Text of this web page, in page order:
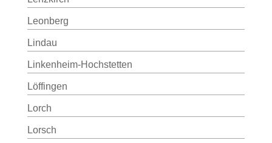
Leonberg
Lindau
Linkenheim-Hochstetten
Löffingen
Lorch
Lorsch